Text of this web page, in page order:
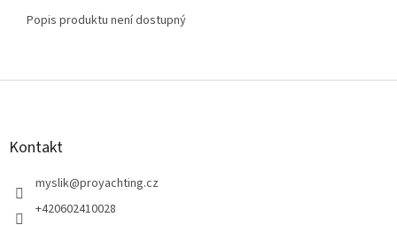
Popis produktu není dostupný
Z
Kontakt
myslik@proyachting.cz
+420602410028